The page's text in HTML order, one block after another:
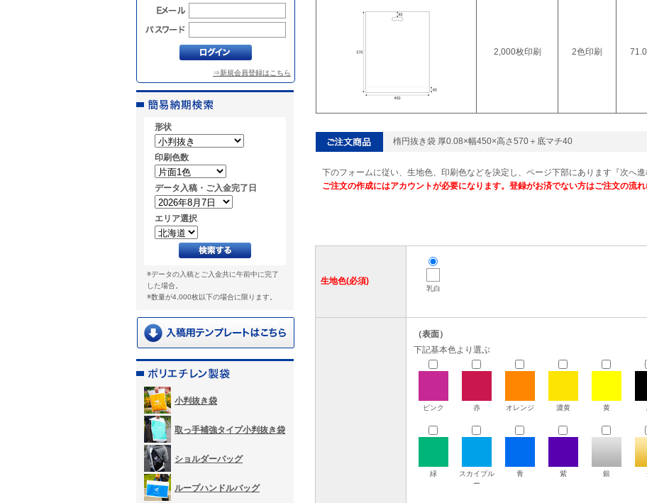
⇒新規会員登録はこちら
形状
印刷色数
データ入稿・ご入金完了日
エリア選択
※データの入稿とご入金共に午前中に完了
した場合。
※数量が4,000枚以下の場合に限ります。
小判抜き袋
取っ手補強タイプ小判抜き袋
ショルダーバッグ
ループハンドルバッグ
2,000枚印刷 2色印刷
楕円抜き袋 厚0.08×幅450×高さ570＋底マチ40
下のフォームに従い、生地色、印刷色などを決定し、ページ下部にあります『次へ
ご注文の作成にはアカウントが必要になります。登録がお済でない方はご注文の流
生地色(必須)
乳白
（表面）
下記基本色より選ぶ
ピンク 赤 オレンジ 濃黄 黄
緑
スカイブル
ー
青 紫 銀